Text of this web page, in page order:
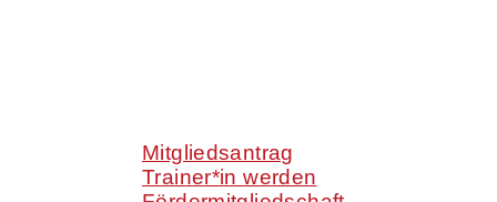
Mitgliedsantrag
Trainer*in werden